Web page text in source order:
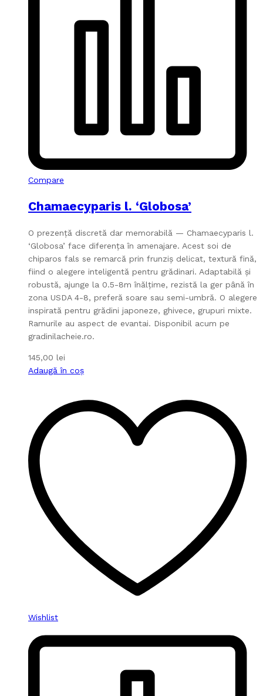
Compare
Chamaecyparis l. ‘Globosa’
O prezență discretă dar memorabilă — Chamaecyparis l.
‘Globosa’ face diferența în amenajare. Acest soi de
chiparos fals se remarcă prin frunziș delicat, textură fină,
fiind o alegere inteligentă pentru grădinari. Adaptabilă și
robustă, ajunge la 0.5-8m înălțime, rezistă la ger până în
zona USDA 4-8, preferă soare sau semi-umbră. O alegere
inspirată pentru grădini japoneze, ghivece, grupuri mixte.
Ramurile au aspect de evantai. Disponibil acum pe
gradinilacheie.ro.
145,00 lei
Adaugă în coș
Wishlist